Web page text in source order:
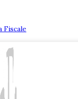
Fiscale